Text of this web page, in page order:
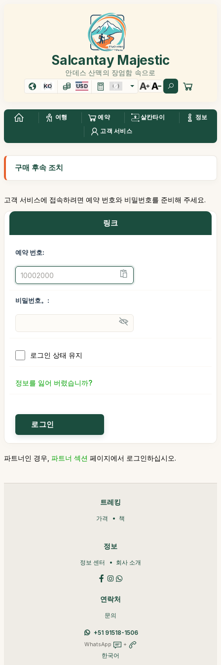
Salcantay Majestic
안데스 산맥의 장엄함 속으로
KO USD
여행 예약 살칸타이
정보
고객 서비스
구매 후속 조치
고객 서비스에 접속하려면 예약 번호와 비밀번호를 준비해 주세요.
링크
예약 번호:
비밀번호。:
로그인 상태 유지
정보를 잃어 버렸습니까?
파트너인 경우, 파트너 섹션 페이지에서 로그인하십시오.
트레킹
가격 책
정보
정보 센터 회사 소개
연락처
문의
+51 91518-1506
WhatsApp +
한국어